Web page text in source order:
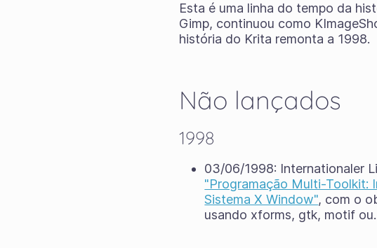
Esta é uma linha do tempo da
Gimp, continuou como
história do Krita remonta a 1998.
Não lançados
1998
03/06/1998: Internationaler
"Programação Multi-Toolkit:
Sistema X Window", com o
usando xforms, gtk, motif